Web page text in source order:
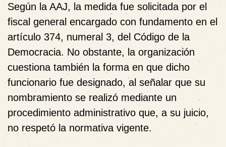
Según la AAJ, la medida fue solicitada por el
fiscal general encargado con fundamento en el
artículo 374, numeral 3, del Código de la
Democracia. No obstante, la organización
cuestiona también la forma en que dicho
funcionario fue designado, al señalar que su
nombramiento se realizó mediante un
procedimiento administrativo que, a su juicio,
no respetó la normativa vigente.